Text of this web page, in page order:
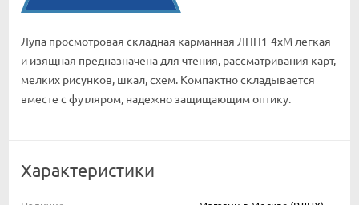
Лупа просмотровая складная карманная ЛПП1-4хM легкая
и изящная предназначена для чтения, рассматривания карт,
мелких рисунков, шкал, схем. Компактно складывается
вместе с футляром, надежно защищающим оптику.
Характеристики